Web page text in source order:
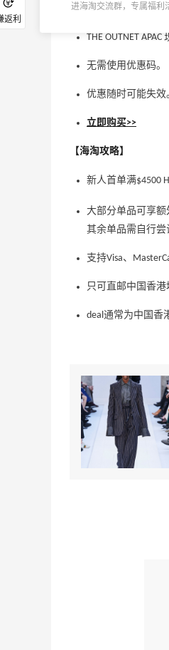
THE OUTNET
无需使用优惠码。
优惠随时可能失效
立即购买>>
【海淘攻略】
新人首单满$4500
大部分单品可享额
其余单品需自行尝
支持Visa、
只可直邮中国香港
deal通常为中国香
返利
进海淘交流群，专属福利